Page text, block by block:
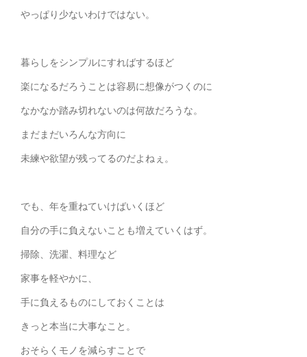
やっぱり少ないわけではない。
暮らしをシンプルにすればするほど
楽になるだろうことは容易に想像がつくのに
なかなか踏み切れないのは何故だろうな。
まだまだいろんな方向に
未練や欲望が残ってるのだよねぇ。
でも、年を重ねていけばいくほど
自分の手に負えないことも増えていくはず。
掃除、洗濯、料理など
家事を軽やかに、
手に負えるものにしておくことは
きっと本当に大事なこと。
おそらくモノを減らすことで